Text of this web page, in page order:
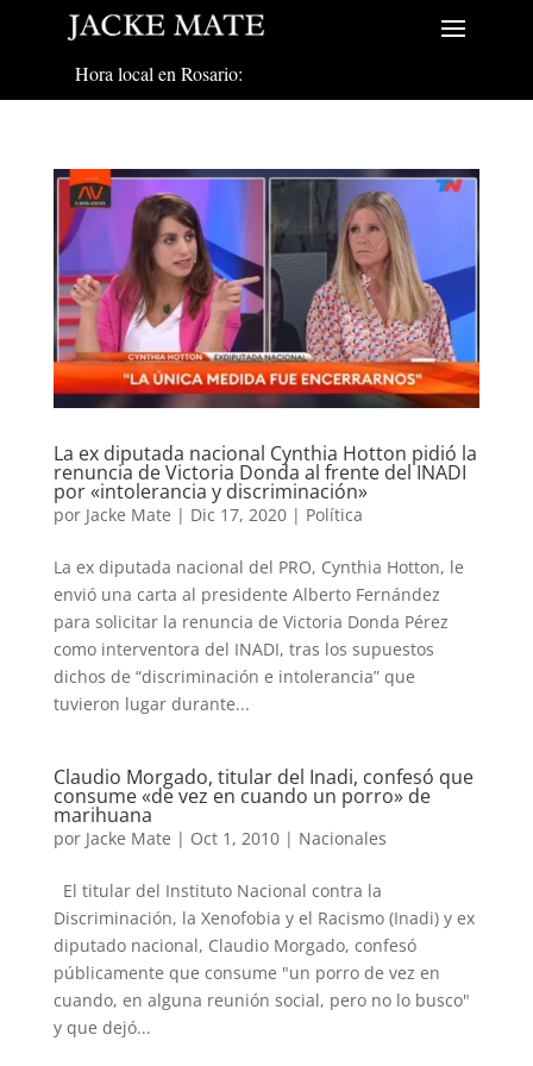
Hora local en Rosario:
La ex diputada nacional Cynthia Hotton pidió la
renuncia de Victoria Donda al frente del INADI
por «intolerancia y discriminación»
por Jacke Mate | Dic 17, 2020| Política
La ex diputada nacional del PRO, Cynthia Hotton, le
envió una carta al presidente Alberto Fernández
para solicitar la renuncia de Victoria Donda Pérez
como interventora del INADI, tras los supuestos
dichos de “discriminación e intolerancia” que
tuvieron lugar durante...
Claudio Morgado, titular del Inadi, confesó que
consume «de vez en cuando un porro» de
marihuana
por Jacke Mate | Oct 1, 2010| Nacionales
El titular del Instituto Nacional contra la
Discriminación, la Xenofobia y el Racismo (Inadi) y ex
diputado nacional, Claudio Morgado, confesó
públicamente que consume "un porro de vez en
cuando, en alguna reunión social, pero no lo busco"
y que dejó...